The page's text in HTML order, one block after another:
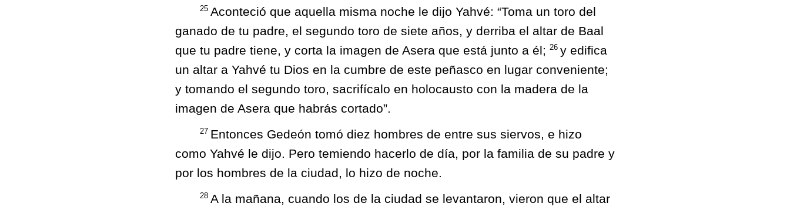
25 Aconteció que aquella misma noche le dijo Yahvé: “Toma un toro del
ganado de tu padre, el segundo toro de siete años, y derriba el altar de Baal
que tu padre tiene, y corta la imagen de Asera que está junto a él; 26 y edifica
un altar a Yahvé tu Dios en la cumbre de este peñasco en lugar conveniente;
y tomando el segundo toro, sacrifícalo en holocausto con la madera de la
imagen de Asera que habrás cortado”.
27 Entonces Gedeón tomó diez hombres de entre sus siervos, e hizo
como Yahvé le dijo. Pero temiendo hacerlo de día, por la familia de su padre y
por los hombres de la ciudad, lo hizo de noche.
28 A la mañana, cuando los de la ciudad se levantaron, vieron que el altar